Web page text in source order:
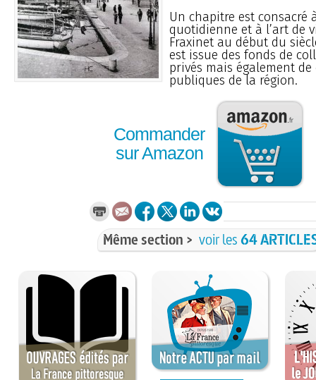
Un chapitre est consacré
quotidienne et à l’art de
Fraxinet au début du
est issue des fonds de
privés mais également
publiques de la région.
Commander
sur Amazon
Même section > voir les64